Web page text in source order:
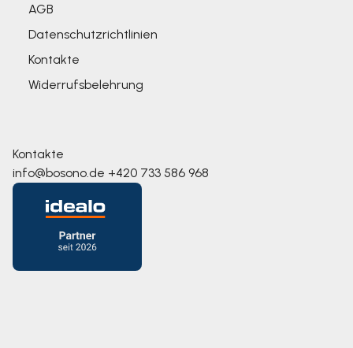
AGB
Datenschutzrichtlinien
Kontakte
Widerrufsbelehrung
Kontakte
info@bosono.de +420 733 586 968